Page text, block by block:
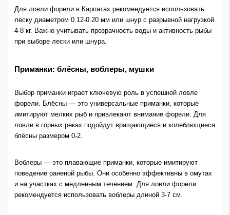
Для ловли форели в Карпатах рекомендуется использовать
леску диаметром 0.12-0.20 мм или шнур с разрывной нагрузкой
4-8 кг. Важно учитывать прозрачность воды и активность рыбы
при выборе лески или шнура.
Приманки: блёсны, воблеры, мушки
Выбор приманки играет ключевую роль в успешной ловле
форели. Блёсны — это универсальные приманки, которые
имитируют мелких рыб и привлекают внимание форели. Для
ловли в горных реках подойдут вращающиеся и колеблющиеся
блёсны размером 0-2.
Воблеры — это плавающие приманки, которые имитируют
поведение раненой рыбы. Они особенно эффективны в омутах
и на участках с медленным течением. Для ловли форели
рекомендуется использовать воблеры длиной 3-7 см.